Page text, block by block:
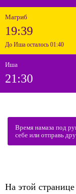
Магриб
19:39
До Иша осталось 01:40
Иша
21:30
Время намаза под
себе или отправь
На этой